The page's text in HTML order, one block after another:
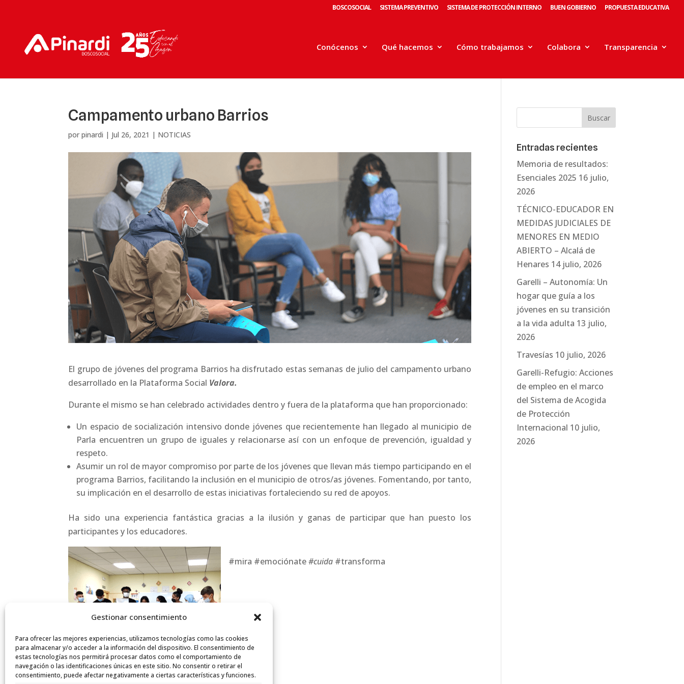
Gestionar consentimiento
Para ofrecer las mejores experiencias, utilizamos tecnologías como las cookies
para almacenar y/o acceder a la información del dispositivo. El consentimiento de
estas tecnologías nos permitirá procesar datos como el comportamiento de
navegación o las identificaciones únicas en este sitio. No consentir o retirar el
consentimiento, puede afectar negativamente a ciertas características y funciones.
BOSCOSOCIAL SISTEMA PREVENTIVO SISTEMA DE PROTECCIÓN INTERNO BUEN GOBIERNO PROPUESTA EDUCATIVA
Conócenos Qué hacemos Cómo trabajamos Colabora Transparencia
Campamento urbano Barrios
porpinardi | Jul 26, 2021 | NOTICIAS
El grupo de jóvenes del programa Barrios ha disfrutado estas semanas de julio del campamento urbano
desarrollado en la Plataforma Social Valora.
Durante el mismo se han celebrado actividades dentro y fuera de la plataforma que han proporcionado:
Un espacio de socialización intensivo donde jóvenes que recientemente han llegado al municipio de
Parla encuentren un grupo de iguales y relacionarse así con un enfoque de prevención, igualdad y
respeto.
Asumir un rol de mayor compromiso por parte de los jóvenes que llevan más tiempo participando en el
programa Barrios, facilitando la inclusión en el municipio de otros/as jóvenes. Fomentando, por tanto,
su implicación en el desarrollo de estas iniciativas fortaleciendo su red de apoyos.
Ha sido una experiencia fantástica gracias a la ilusión y ganas de participar que han puesto los
participantes y los educadores.
#mira #emociónate#cuida #transforma
Entradas recientes
Memoria de resultados:
Esenciales 2025 16 julio,
2026
TÉCNICO-EDUCADOR EN
MEDIDAS JUDICIALES DE
MENORES EN MEDIO
ABIERTO – Alcalá de
Henares 14 julio, 2026
Garelli – Autonomía: Un
hogar que guía a los
jóvenes en su transición
a la vida adulta 13 julio,
2026
Travesías 10 julio, 2026
Garelli-Refugio: Acciones
de empleo en el marco
del Sistema de Acogida
de Protección
Internacional 10 julio,
2026